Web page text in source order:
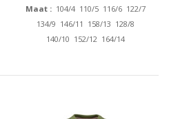
Maat : 104/4 110/5 116/6 122/7
134/9 146/11 158/13 128/8
140/10 152/12 164/14